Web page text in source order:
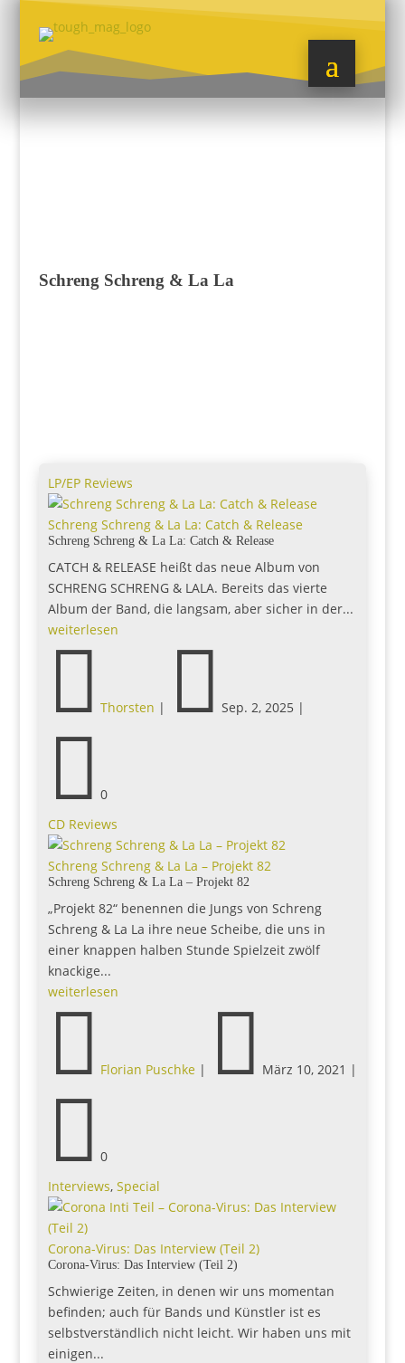
Schreng Schreng & La La
LP/EP Reviews
Schreng Schreng & La La: Catch & Release
Schreng Schreng & La La: Catch & Release
CATCH & RELEASE heißt das neue Album von
SCHRENG SCHRENG & LALA. Bereits das vierte
Album der Band, die langsam, aber sicher in der...
weiterlesen
 Thorsten |  Sep. 2, 2025 |
 0
CD Reviews
Schreng Schreng & La La – Projekt 82
Schreng Schreng & La La – Projekt 82
„Projekt 82“ benennen die Jungs von Schreng
Schreng & La La ihre neue Scheibe, die uns in
einer knappen halben Stunde Spielzeit zwölf
knackige...
weiterlesen
 Florian Puschke|  März 10, 2021 |
 0
Interviews, Special
Corona-Virus: Das Interview (Teil 2)
Corona-Virus: Das Interview (Teil 2)
Schwierige Zeiten, in denen wir uns momentan
befinden; auch für Bands und Künstler ist es
selbstverständlich nicht leicht. Wir haben uns mit
einigen...